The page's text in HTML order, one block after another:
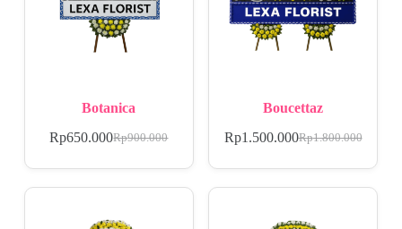
Botanica
Rp900.000
Rp650.000
Boucettaz
Rp1.800.000
Rp1.500.000